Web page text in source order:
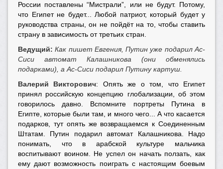
России поставлены “Мистрали”, или не будут. Потому,
что Египет не будет... Любой патриот, который будет у
руководства страны, он не пойдёт на то, чтобы ставить
страну в зависимость от третьих стран.
Ведущий: Как пишет Евгения, Путин уже подарил Ас-
Сиси автомат Калашникова (они обменялись
подарками), а Ас-Сиси подарил Путину картуш.
Валерий Викторович: Опять же о том, что Египет
принял российскую концепцию глобализации, об этом
говорилось давно. Вспомните портреты Путина в
Египте, которые были там, и много чего... А что касается
подарков, тут опять же возвращаемся к Соединенным
Штатам. Путин подарил автомат Калашникова. Надо
понимать, что в арабской культуре мальчика
воспитывают воином. Не успел он начать ползать, как
ему дают возможность поиграть с настоящим боевым